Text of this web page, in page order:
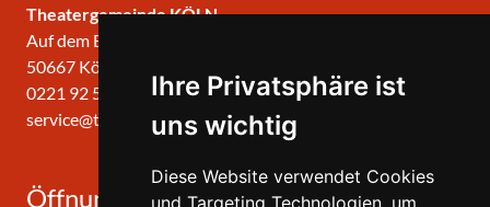
Ihre Privatsphäre ist
uns wichtig
Diese Website verwendet Cookies
und Targeting Technologien, um
Theatergemeinde KÖLN
Auf dem Berlich 34
50667 Köln
0221 92 57 420
service@theatergemeinde-koeln.de
Öffnungszeiten